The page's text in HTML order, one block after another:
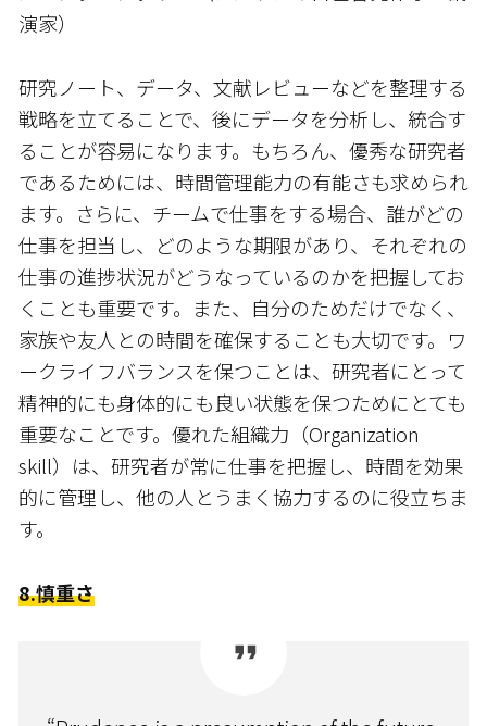
演家）
研究ノート、データ、文献レビューなどを整理する
戦略を立てることで、後にデータを分析し、統合す
ることが容易になります。もちろん、優秀な研究者
であるためには、時間管理能力の有能さも求められ
ます。さらに、チームで仕事をする場合、誰がどの
仕事を担当し、どのような期限があり、それぞれの
仕事の進捗状況がどうなっているのかを把握してお
くことも重要です。また、自分のためだけでなく、
家族や友人との時間を確保することも大切です。ワ
ークライフバランスを保つことは、研究者にとって
精神的にも身体的にも良い状態を保つためにとても
重要なことです。優れた組織力（Organization
skill）は、研究者が常に仕事を把握し、時間を効果
的に管理し、他の人とうまく協力するのに役立ちま
す。
8.慎重さ